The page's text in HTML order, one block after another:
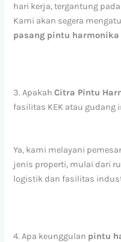
hari kerja, tergantung
Kami akan segera
pasang pintu harmonika
3. ApakahCitra Pintu
fasilitas KEK atau gudang
Ya, kami melayani
jenis properti, mulai dari
logistik dan fasilitas
4. Apa keunggulan pintu